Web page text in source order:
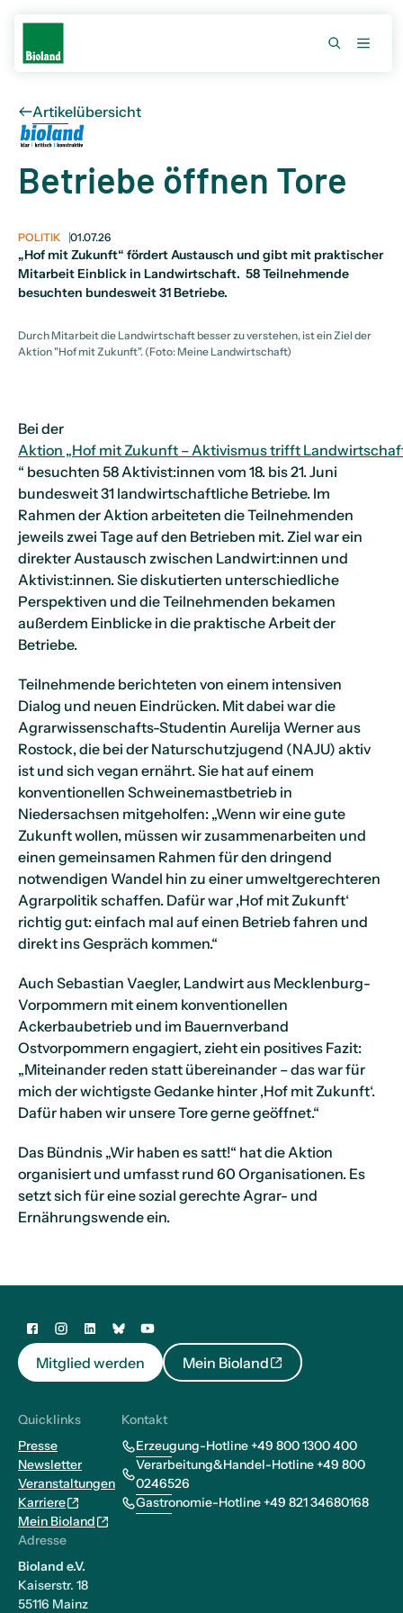
Artikelübersicht
Betriebe öffnen Tore
POLITIK 01.07.26
„Hof mit Zukunft“ fördert Austausch und gibt mit praktischer
Mitarbeit Einblick in Landwirtschaft. 58 Teilnehmende
besuchten bundesweit 31 Betriebe.
Durch Mitarbeit die Landwirtschaft besser zu verstehen, ist ein Ziel der
Aktion "Hof mit Zukunft". (Foto: Meine Landwirtschaft)
Bei der
Aktion „Hof mit Zukunft – Aktivismus trifft
“ besuchten 58 Aktivist:innen vom 18. bis 21. Juni
bundesweit 31 landwirtschaftliche Betriebe. Im
Rahmen der Aktion arbeiteten die Teilnehmenden
jeweils zwei Tage auf den Betrieben mit. Ziel war ein
direkter Austausch zwischen Landwirt:innen und
Aktivist:innen. Sie diskutierten unterschiedliche
Perspektiven und die Teilnehmenden bekamen
außerdem Einblicke in die praktische Arbeit der
Betriebe.
Teilnehmende berichteten von einem intensiven
Dialog und neuen Eindrücken. Mit dabei war die
Agrarwissenschafts-Studentin Aurelija Werner aus
Rostock, die bei der Naturschutzjugend (NAJU) aktiv
ist und sich vegan ernährt. Sie hat auf einem
konventionellen Schweinemastbetrieb in
Niedersachsen mitgeholfen: „Wenn wir eine gute
Zukunft wollen, müssen wir zusammenarbeiten und
einen gemeinsamen Rahmen für den dringend
notwendigen Wandel hin zu einer umweltgerechteren
Agrarpolitik schaffen. Dafür war ‚Hof mit Zukunft‘
richtig gut: einfach mal auf einen Betrieb fahren und
direkt ins Gespräch kommen.“
Auch Sebastian Vaegler, Landwirt aus Mecklenburg-
Vorpommern mit einem konventionellen
Ackerbaubetrieb und im Bauernverband
Ostvorpommern engagiert, zieht ein positives Fazit:
„Miteinander reden statt übereinander – das war für
mich der wichtigste Gedanke hinter ‚Hof mit Zukunft‘.
Dafür haben wir unsere Tore gerne geöffnet.“
Das Bündnis „Wir haben es satt!“ hat die Aktion
organisiert und umfasst rund 60 Organisationen. Es
setzt sich für eine sozial gerechte Agrar- und
Ernährungswende ein.
Mitglied werden Mein Bioland
Quicklinks
Presse
Newsletter
Veranstaltungen
Karriere
Mein Bioland
Adresse
Bioland e.V.
Kaiserstr. 18
55116 Mainz
Kontakt
Erzeugung-Hotline +49 800 1300 400
Verarbeitung&Handel-Hotline +49 800
0246526
Gastronomie-Hotline +49 821 34680168